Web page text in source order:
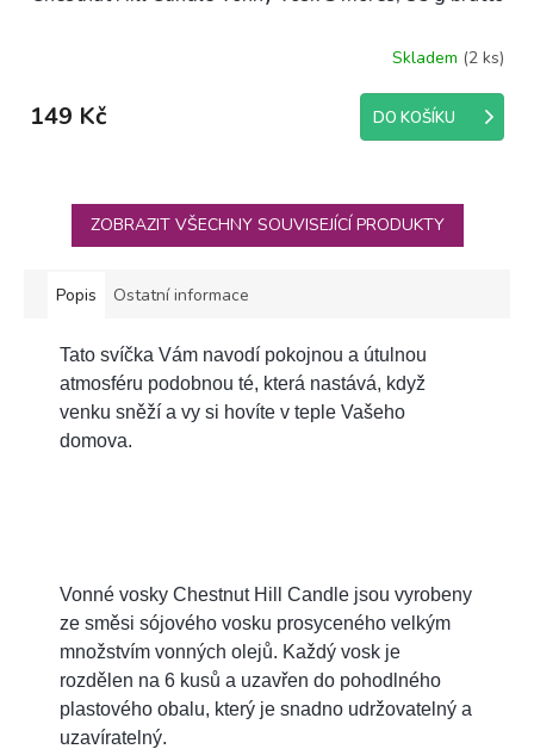
Skladem (2 ks)
149 Kč DO KOŠÍKU
ZOBRAZIT VŠECHNY SOUVISEJÍCÍ PRODUKTY
Popis Ostatní informace
Tato svíčka Vám navodí pokojnou a útulnou
atmosféru podobnou té, která nastává, když
venku sněží a vy si hovíte v teple Vašeho
domova.
Vonné vosky Chestnut Hill Candle jsou vyrobeny
ze směsi sójového vosku prosyceného velkým
množstvím vonných olejů. Každý vosk je
rozdělen na 6 kusů a uzavřen do pohodlného
plastového obalu, který je snadno udržovatelný a
uzavíratelný.